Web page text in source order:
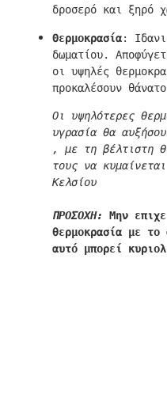
δροσερό και ξηρό
Θερμοκρασία:
δωματίου.
οι υψηλές
προκαλέσουν
Οι υψηλότερες
υγρασία θα
, με τη βέλτιστη
τους να
Κελσίου
ΠΡΟΣΟΧΗ: Μην
θερμοκρασία με
αυτό μπορεί